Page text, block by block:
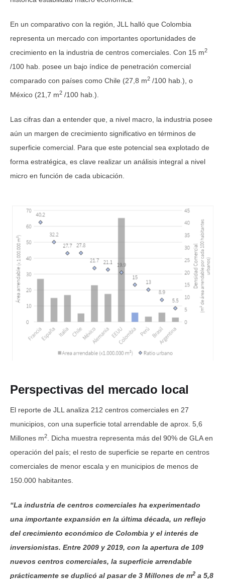
En un comparativo con la región, JLL halló que Colombia
representa un mercado con importantes oportunidades de
crecimiento en la industria de centros comerciales. Con 15 m2
/100 hab. posee un bajo índice de penetración comercial
comparado con países como Chile (27,8 m2 /100 hab.), o
México (21,7 m2 /100 hab.).
Las cifras dan a entender que, a nivel macro, la industria posee
aún un margen de crecimiento significativo en términos de
superficie comercial. Para que este potencial sea explotado de
forma estratégica, es clave realizar un análisis integral a nivel
micro en función de cada ubicación.
Perspectivas del mercado local
El reporte de JLL analiza 212 centros comerciales en 27
municipios, con una superficie total arrendable de aprox. 5,6
Millones m2
. Dicha muestra representa más del 90% de GLA en
operación del país; el resto de superficie se reparte en centros
comerciales de menor escala y en municipios de menos de
150.000 habitantes.
“La industria de centros comerciales ha experimentado
una importante expansión en la última década, un reflejo
del crecimiento económico de Colombia y el interés de
inversionistas. Entre 2009 y 2019, con la apertura de 109
nuevos centros comerciales, la superficie arrendable
prácticamente se duplicó al pasar de 3 Millones de m2 a 5,8